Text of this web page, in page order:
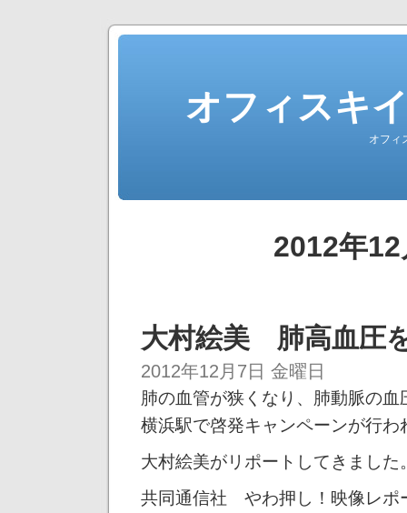
オフィスキ
オフィ
2012年
大村絵美 肺高血圧
2012年12月7日 金曜日
肺の血管が狭くなり、肺動脈の
横浜駅で啓発キャンペーンが行わ
大村絵美がリポートしてきまし
共同通信社 やわ押し！映像レ